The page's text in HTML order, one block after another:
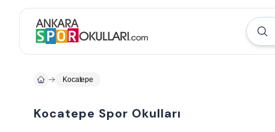
Kocatepe
Kocatepe Spor Okulları